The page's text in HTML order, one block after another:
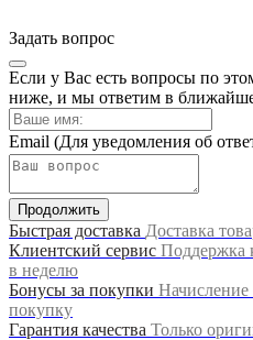
Задать вопрос
Если у Вас есть вопросы по
ниже, и мы ответим в
Email (Для уведомления об
Продолжить
Быстрая доставка Доставка
Клиентский сервис Поддержка
в неделю
Бонусы за покупки
покупку
Гарантия качества Только